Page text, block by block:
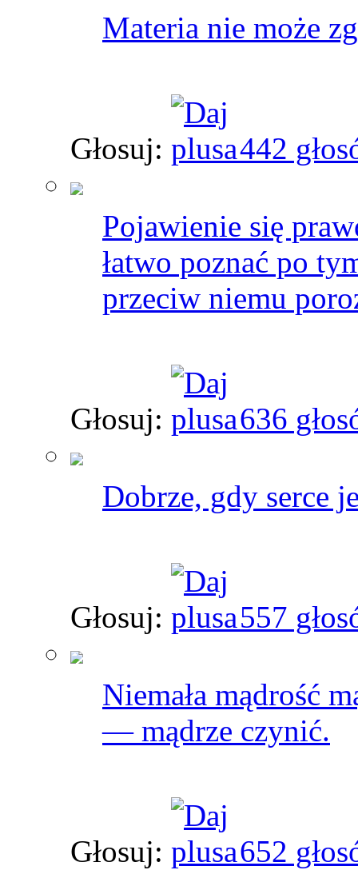
Materia nie może
Głosuj: 442
Pojawienie się
łatwo poznać po
przeciw niemu
Głosuj: 636
Dobrze, gdy serce
Głosuj: 557
Niemała mądrość
— mądrze czynić.
Głosuj: 652